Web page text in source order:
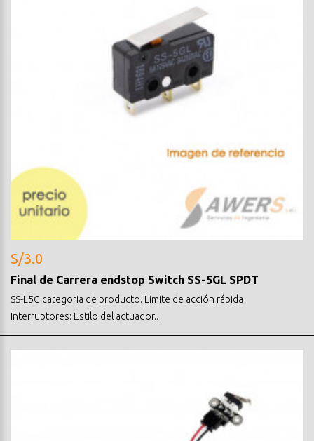
S/3.0
Final de Carrera endstop Switch SS-5GL SPDT
SS-L5G categoria de producto. Limite de acción rápida
Interruptores: Estilo del actuador..